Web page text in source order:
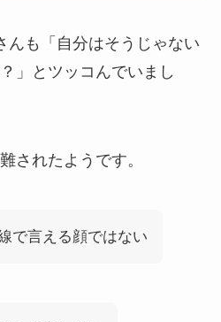
んも「自分はそうじゃない
」とツッコんでいまし
されたようです。
で言える顔ではない